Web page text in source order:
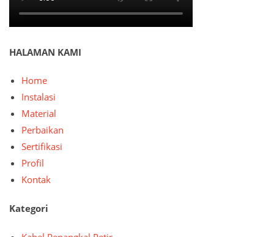
HALAMAN KAMI
Home
Instalasi
Material
Perbaikan
Sertifikasi
Profil
Kontak
Kategori